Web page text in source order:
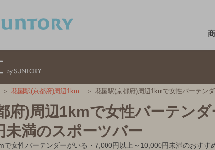
花園駅(京都府)周辺1km 花園駅(京都府)周辺1kmで女性バーテン
府)周辺1kmで女性バーテン
未満のスポーツバー
で女性バーテンダーがいる・7,000円以上～10,000円未満のおす